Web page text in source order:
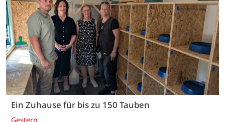
Ein Zuhause für bis zu 150 Tauben
Gestern